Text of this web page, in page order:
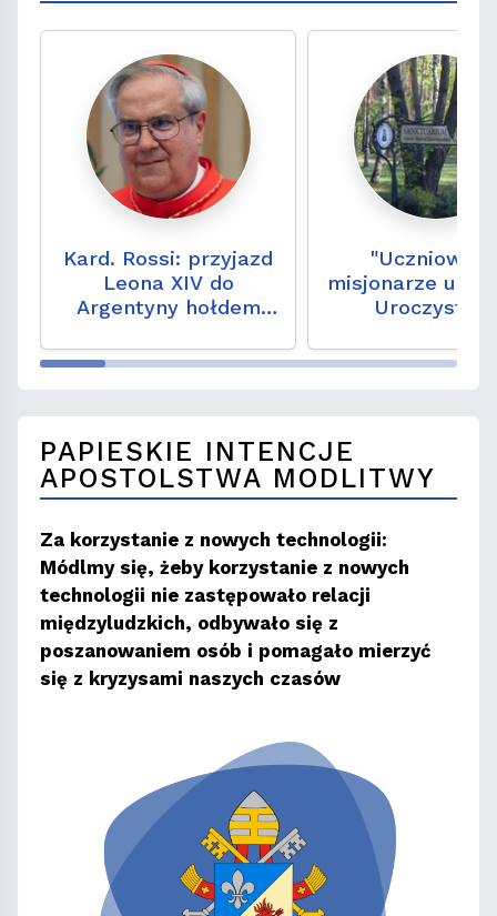
Kard. Rossi: przyjazd
Leona XIV do
Argentyny hołdem
Franciszka
"Uczniowie
misjonarze u
Uroczystość
Loretcie
PAPIESKIE INTENCJE
APOSTOLSTWA MODLITWY
Za korzystanie z nowych technologii:
Módlmy się, żeby korzystanie z nowych
technologii nie zastępowało relacji
międzyludzkich, odbywało się z
poszanowaniem osób i pomagało mierzyć
się z kryzysami naszych czasów